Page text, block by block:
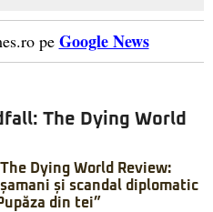
pe Google News
The Dying World
Dying World Review:
și scandal diplomatic
din tei”